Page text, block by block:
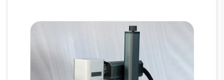
предизвикателства пред
стандартните влакнести лазерни